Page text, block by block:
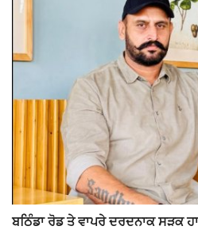
ਬਠਿੰਡਾ ਰੋਡ ਤੇ ਵਾਪਰੇ ਦਰਦਨਾਕ ਸੜਕ